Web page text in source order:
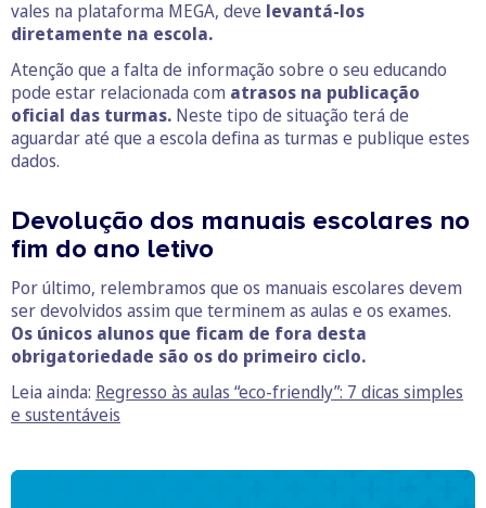
vales na plataforma MEGA, deve levantá-los
diretamente na escola.
Atenção que a falta de informação sobre o seu educando
pode estar relacionada com atrasos na publicação
oficial das turmas. Neste tipo de situação terá de
aguardar até que a escola defina as turmas e publique estes
dados.
Devolução dos manuais escolares no
fim do ano letivo
Por último, relembramos que os manuais escolares devem
ser devolvidos assim que terminem as aulas e os exames.
Os únicos alunos que ficam de fora desta
obrigatoriedade são os do primeiro ciclo.
Leia ainda: Regresso às aulas “eco-friendly”: 7 dicas simples
e sustentáveis